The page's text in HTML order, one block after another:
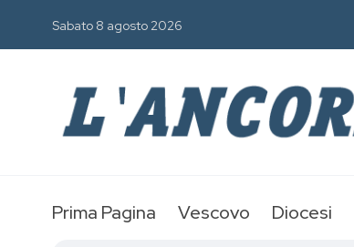
Sabato 8 agosto 2026
Prima Pagina Vescovo Diocesi